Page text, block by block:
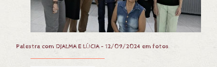
Palestra com DJALMA E LÚCIA – 12/09/2024 em fotos